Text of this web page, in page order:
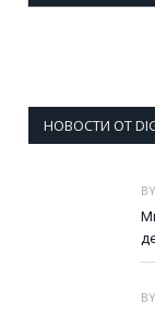
НОВОСТИ ОТ
BY
BY